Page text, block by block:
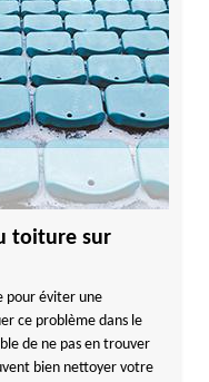
toiture sur
pour éviter une
ce problème dans le
de ne pas en trouver
bien nettoyer votre